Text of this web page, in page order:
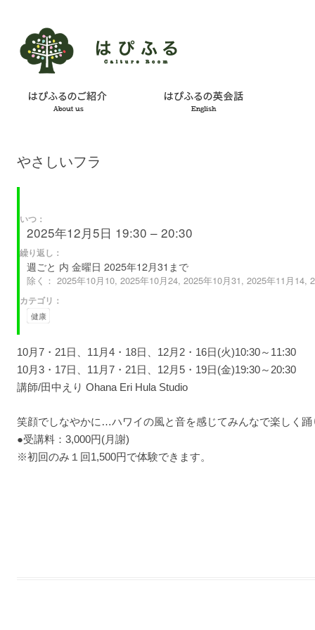
やさしいフラ
いつ：
2025年12月5日 19:30 – 20:30
繰り返し：
週ごと 内 金曜日 2025年12月31まで
除く： 2025年10月10, 2025年10月24, 2025年10月31, 2025年11月14,
カテゴリ：
健康
10月7・21日、11月4・18日、12月2・16日(火)10:30～11:30
10月3・17日、11月7・21日、12月5・19日(金)19:30～20:30
講師/田中えり Ohana Eri Hula Studio
笑顔でしなやかに…ハワイの風と音を感じてみんなで楽しく踊
●受講料：3,000円(月謝)
※初回のみ１回1,500円で体験できます。